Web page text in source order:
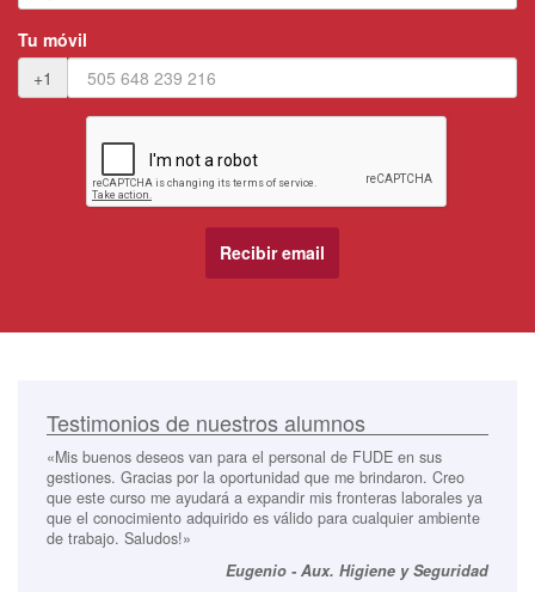
Tu móvil
+1
Testimonios de nuestros alumnos
«Mis buenos deseos van para el personal de FUDE en sus
gestiones. Gracias por la oportunidad que me brindaron. Creo
que este curso me ayudará a expandir mis fronteras laborales ya
que el conocimiento adquirido es válido para cualquier ambiente
de trabajo. Saludos!»
Eugenio - Aux. Higiene y Seguridad